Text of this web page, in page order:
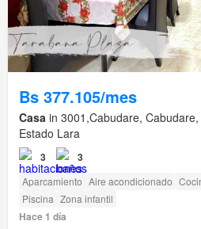
Bs 377.105/mes
Casa in 3001,Cabudare,
Estado Lara
3 3
Aparcamiento Aire acondicionado
Piscina Zona infantil
Hace 1 día